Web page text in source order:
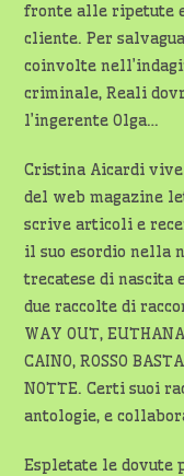
fronte alle ripetute
cliente. Per
coinvolte
criminale, Reali
l’ingerente Olga…
Cristina Aicardi
del web magazine
scrive articoli e
il suo esordio nella
trecatese di nascita
due raccolte di
WAY OUT,
CAINO, ROSSO
NOTTE. Certi suoi
antologie, e
Espletate le dovute